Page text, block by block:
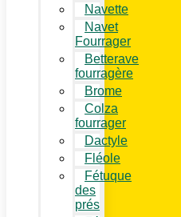
Navette
Navet
Fourrager
Betterave
fourragère
Brome
Colza
fourrager
Dactyle
Fléole
Fétuque
des
prés